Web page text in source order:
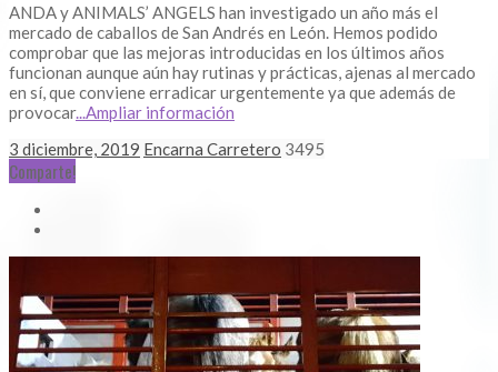
ANDA y ANIMALS’ ANGELS han investigado un año más el
mercado de caballos de San Andrés en León. Hemos podido
comprobar que las mejoras introducidas en los últimos años
funcionan aunque aún hay rutinas y prácticas, ajenas al mercado
en sí, que conviene erradicar urgentemente ya que además de
provocar...Ampliar información
3 diciembre, 2019 Encarna Carretero 3495
Comparte!